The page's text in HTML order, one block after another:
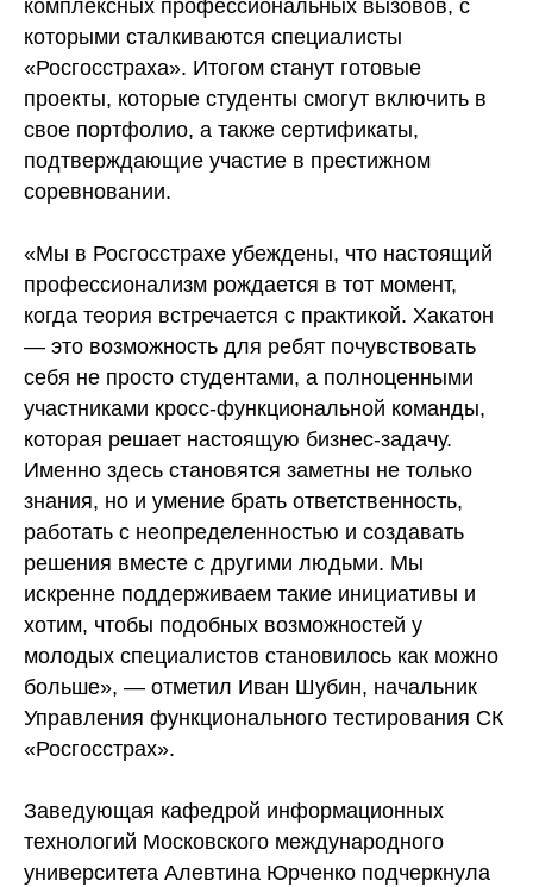
комплексных профессиональных вызовов, с
которыми сталкиваются специалисты
«Росгосстраха». Итогом станут готовые
проекты, которые студенты смогут включить в
свое портфолио, а также сертификаты,
подтверждающие участие в престижном
соревновании.
«Мы в Росгосстрахе убеждены, что настоящий
профессионализм рождается в тот момент,
когда теория встречается с практикой. Хакатон
— это возможность для ребят почувствовать
себя не просто студентами, а полноценными
участниками кросс-функциональной команды,
которая решает настоящую бизнес-задачу.
Именно здесь становятся заметны не только
знания, но и умение брать ответственность,
работать с неопределенностью и создавать
решения вместе с другими людьми. Мы
искренне поддерживаем такие инициативы и
хотим, чтобы подобных возможностей у
молодых специалистов становилось как можно
больше», — отметил Иван Шубин, начальник
Управления функционального тестирования СК
«Росгосстрах».
Заведующая кафедрой информационных
технологий Московского международного
университета Алевтина Юрченко подчеркнула